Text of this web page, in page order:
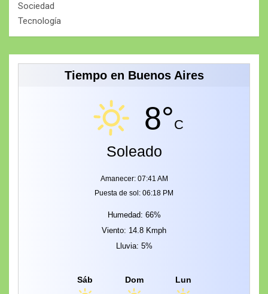
Sociedad
Tecnología
Tiempo en Buenos Aires
8°C
Soleado
Amanecer: 07:41 AM
Puesta de sol: 06:18 PM
Humedad: 66%
Viento: 14.8 Kmph
Lluvia: 5%
Sáb Dom Lun